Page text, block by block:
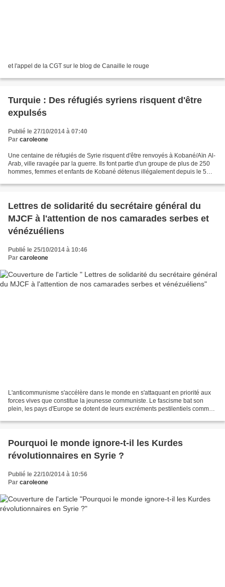
et l'appel de la CGT sur le blog de Canaille le rouge
Turquie : Des réfugiés syriens risquent d'être
expulsés
Publié le 27/10/2014 à 07:40
Par caroleone
Une centaine de réfugiés de Syrie risquent d'être renvoyés à Kobané/Aïn Al-
Arab, ville ravagée par la guerre. Ils font partie d'un groupe de plus de 250
hommes, femmes et enfants de Kobané détenus illégalement depuis le 5
Lettres de solidarité du secrétaire général du
MJCF à l'attention de nos camarades serbes et
vénézuéliens
Publié le 25/10/2014 à 10:46
Par caroleone
L'anticommunisme s'accélère dans le monde en s'attaquant en priorité aux
forces vives que constitue la jeunesse communiste. Le fascisme bat son
plein, les pays d'Europe se dotent de leurs excréments pestilentiels comme
Pourquoi le monde ignore-t-il les Kurdes
révolutionnaires en Syrie ?
Publié le 22/10/2014 à 10:56
Par caroleone